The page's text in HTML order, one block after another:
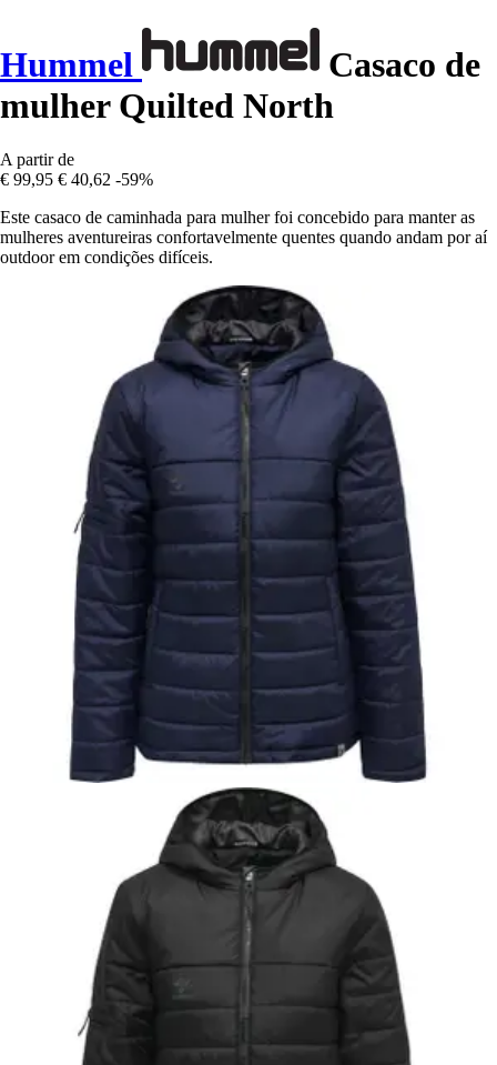
Hummel
Casaco de
mulher Quilted North
A partir de
€ 99,95 € 40,62 -59%
Este casaco de caminhada para mulher foi concebido para manter as
mulheres aventureiras confortavelmente quentes quando andam por aí
outdoor em condições difíceis.